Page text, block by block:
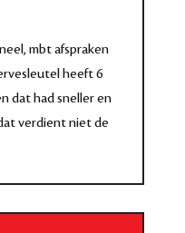
mbt afspraken
heeft 6
dat had sneller en
verdient niet de